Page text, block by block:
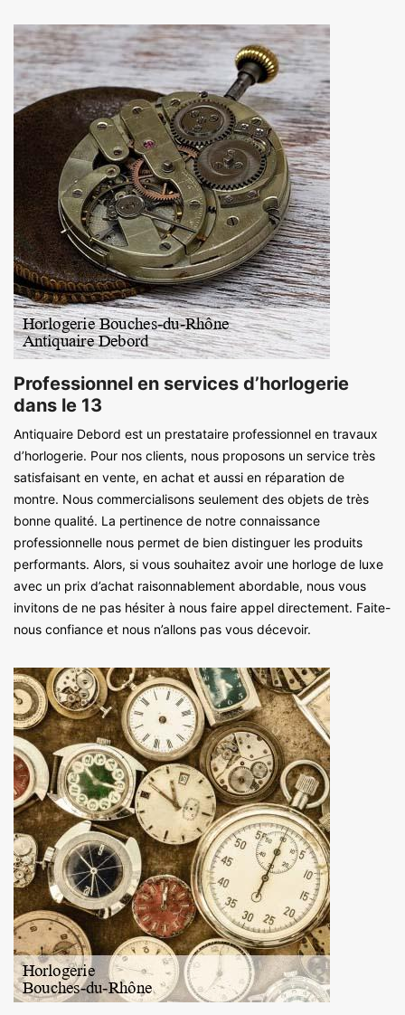
Professionnel en services d’horlogerie
dans le 13
Antiquaire Debord est un prestataire professionnel en travaux
d’horlogerie. Pour nos clients, nous proposons un service très
satisfaisant en vente, en achat et aussi en réparation de
montre. Nous commercialisons seulement des objets de très
bonne qualité. La pertinence de notre connaissance
professionnelle nous permet de bien distinguer les produits
performants. Alors, si vous souhaitez avoir une horloge de luxe
avec un prix d’achat raisonnablement abordable, nous vous
invitons de ne pas hésiter à nous faire appel directement. Faite-
nous confiance et nous n’allons pas vous décevoir.